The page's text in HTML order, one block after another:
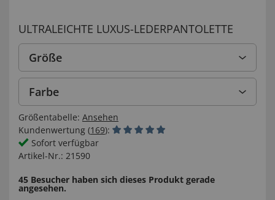
ULTRALEICHTE LUXUS-LEDERPANTOLETTE
Größe
Farbe
Größentabelle: Ansehen
Kundenwertung (169):
Sofort verfügbar
Artikel-Nr.: 21590
45 Besucher haben sich dieses Produkt gerade
angesehen.